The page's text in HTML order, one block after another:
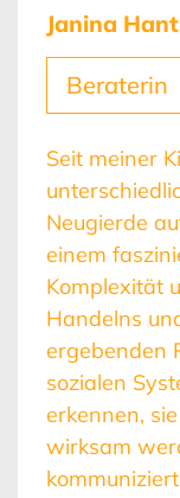
Janina
Beraterin
Seit meiner
Neugierde
einem
Komplexität
Handelns
ergebenden
sozialen
erkennen,
wirksam